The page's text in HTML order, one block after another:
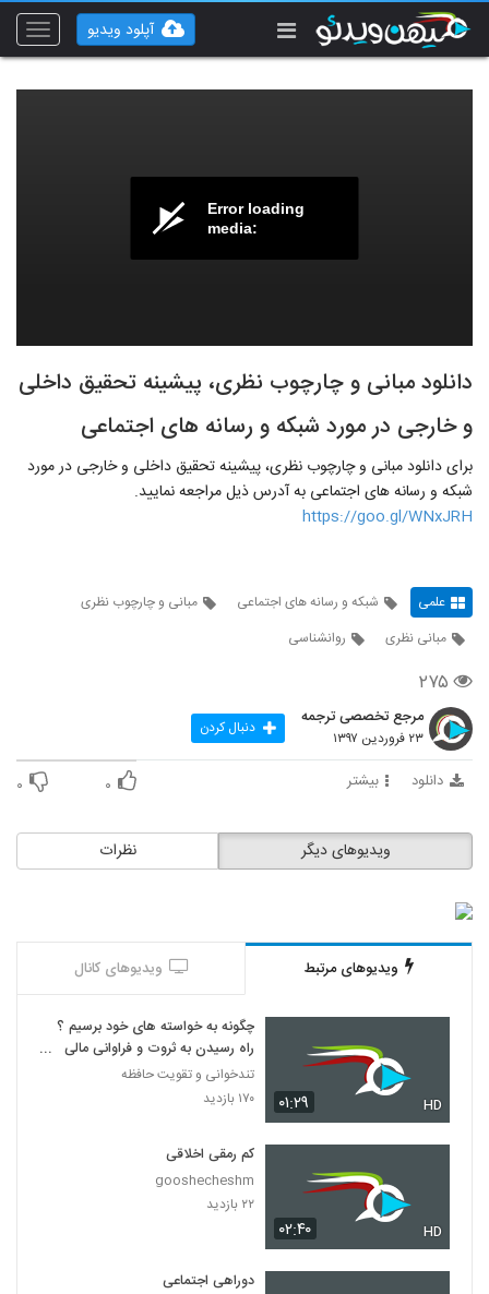
Toggle
آپلود ویدیو
Error loading
media:
دانلود مبانی و چارچوب نظری، پیشینه تحقیق داخلی
و خارجی در مورد شبكه و رسانه های اجتماعی
برای دانلود مبانی و چارچوب نظری، پیشینه تحقیق داخلی و خارجی در مورد
شبكه و رسانه های اجتماعی به آدرس ذیل مراجعه نمایید.
https://goo.gl/WNxJRH
علمی شبكه و رسانه های اجتماعی
مبانی و چارچوب نظری
مبانی نظری
روانشناسی
۲۷۵
مرجع تخصصی ترجمه
۲۳ فروردین ۱۳۹۷ دنبال کردن
دانلود بیشتر ۰ ۰
نظرات ویدیوهای دیگر
ویدیوهای مرتبط ویدیوهای کانال
۰۱:۲۹ HD
چگونه به خواسته های خود برسیم ؟
راه رسیدن به ثروت و فراوانی مالی
چیست؟
تندخوانی و تقویت حافظه
۱۷۰ بازدید
۰۲:۴۰ HD
کم رمقی اخلاقی
gooshecheshm
۲۲ بازدید
دوراهی اجتماعی